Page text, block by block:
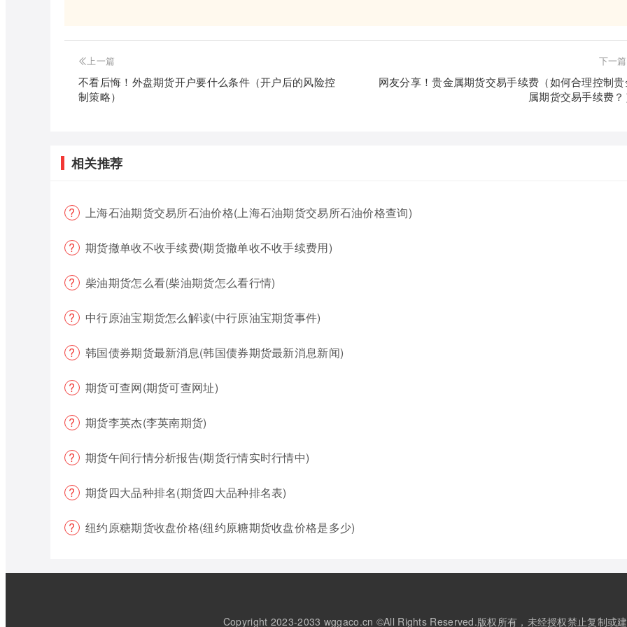
上一篇
不看后悔！外盘期货开户要什么条件（开户后的风险控
制策略）
下一篇
网友分享！贵金属期货交易手续费（如何合理控制
属期货交易手续费
相关推荐
上海石油期货交易所石油价格(上海石油期货交易所石油价格查询)
期货撤单收不收手续费(期货撤单收不收手续费用)
柴油期货怎么看(柴油期货怎么看行情)
中行原油宝期货怎么解读(中行原油宝期货事件)
韩国债券期货最新消息(韩国债券期货最新消息新闻)
期货可查网(期货可查网址)
期货李英杰(李英南期货)
期货午间行情分析报告(期货行情实时行情中)
期货四大品种排名(期货四大品种排名表)
纽约原糖期货收盘价格(纽约原糖期货收盘价格是多少)
Copyright 2023-2033 wggaco.cn ©All Rights Reserved.版权所有，未经授权禁止复制或